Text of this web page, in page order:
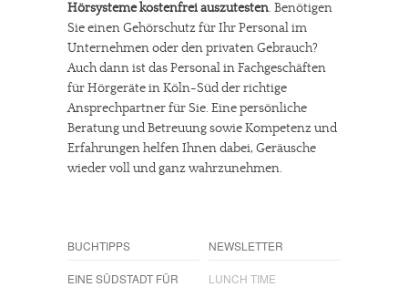
Hörsysteme kostenfrei auszutesten. Benötigen
Sie einen Gehörschutz für Ihr Personal im
Unternehmen oder den privaten Gebrauch?
Auch dann ist das Personal in Fachgeschäften
für Hörgeräte in Köln-Süd der richtige
Ansprechpartner für Sie. Eine persönliche
Beratung und Betreuung sowie Kompetenz und
Erfahrungen helfen Ihnen dabei, Geräusche
wieder voll und ganz wahrzunehmen.
BUCHTIPPS
EINE SÜDSTADT FÜR
NEWSLETTER
LUNCH TIME